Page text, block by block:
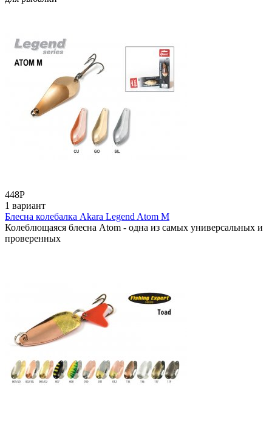
448Р
1 вариант
Блесна колебалка Akara Legend Atom M
Колеблющаяся блесна Atom - одна из самых универсальных и
проверенных